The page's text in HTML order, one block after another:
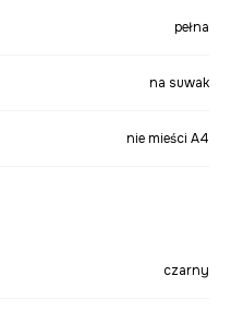
pełna
na suwak
nie mieści A4
czarny